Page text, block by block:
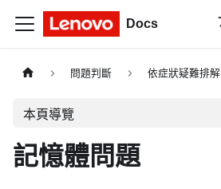
Docs
問題判斷 依症狀疑難排解
本頁導覽
記憶體問題